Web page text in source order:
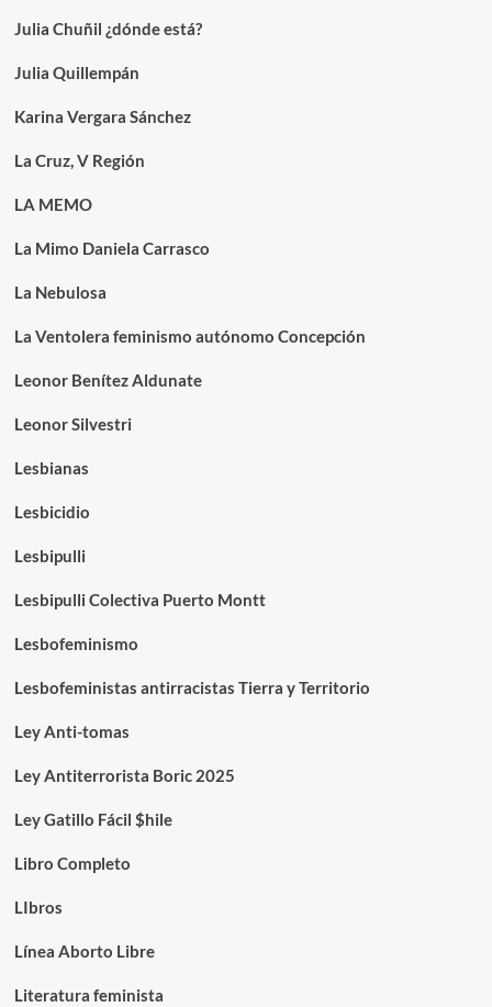
Julia Chuñil ¿dónde está?
Julia Quillempán
Karina Vergara Sánchez
La Cruz, V Región
LA MEMO
La Mimo Daniela Carrasco
La Nebulosa
La Ventolera feminismo autónomo Concepción
Leonor Benítez Aldunate
Leonor Silvestri
Lesbianas
Lesbicidio
Lesbipulli
Lesbipulli Colectiva Puerto Montt
Lesbofeminismo
Lesbofeministas antirracistas Tierra y Territorio
Ley Anti-tomas
Ley Antiterrorista Boric 2025
Ley Gatillo Fácil $hile
Libro Completo
LIbros
Línea Aborto Libre
Literatura feminista